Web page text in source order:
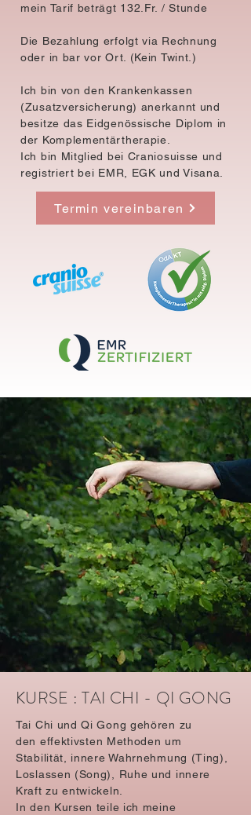
mein Tarif beträgt 132.Fr. / Stunde
Die Bezahlung erfolgt via Rechnung
oder in bar vor Ort. (Kein Twint.)
Ich bin von den Krankenkassen
(Zusatzversicherung) anerkannt und
besitze das Eidgenössische Diplom in
der Komplementärtherapie.
Ich bin Mitglied bei Craniosuisse und
registriert bei EMR, EGK und Visana.
Termin vereinbaren
KURSE : TAI CHI - QI GONG
Tai Chi und Qi Gong gehören zu
den effektivsten Methoden um
Stabilität, innere Wahrnehmung (Ting),
Loslassen (Song), Ruhe und innere
Kraft zu entwickeln.
In den Kursen teile ich meine